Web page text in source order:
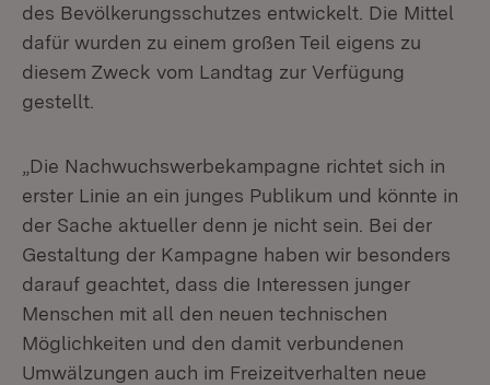
des Bevölkerungsschutzes entwickelt. Die Mittel
dafür wurden zu einem großen Teil eigens zu
diesem Zweck vom Landtag zur Verfügung
gestellt.
„Die Nachwuchswerbekampagne richtet sich in
erster Linie an ein junges Publikum und könnte in
der Sache aktueller denn je nicht sein. Bei der
Gestaltung der Kampagne haben wir besonders
darauf geachtet, dass die Interessen junger
Menschen mit all den neuen technischen
Möglichkeiten und den damit verbundenen
Umwälzungen auch im Freizeitverhalten neue